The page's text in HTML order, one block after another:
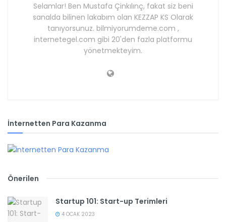
Selamlar! Ben Mustafa Çinkılınç, fakat siz beni
sanalda bilinen lakabım olan KEZZAP KS Olarak
tanıyorsunuz. bilmiyorumdeme.com ,
internetegel.com gibi 20'den fazla platformu
yönetmekteyim.
İnternetten Para Kazanma
Önerilen
Startup 101: Start-up Terimleri
4 OCAK 2023